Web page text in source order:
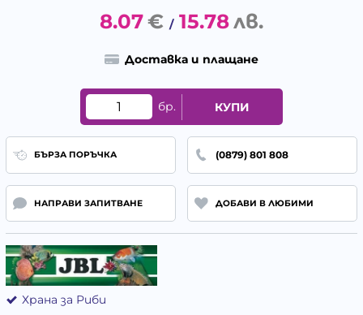
8.07€ / 15.78лв.
Доставка и плащане
бр. КУПИ
БЪРЗА ПОРЪЧКА (0879) 801 808
НАПРАВИ ЗАПИТВАНЕ ДОБАВИ В ЛЮБИМИ
Храна за Риби